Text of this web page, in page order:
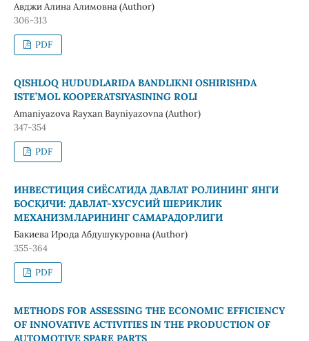
Авджи Алина Алимовна (Author)
306-313
PDF
QISHLOQ HUDUDLARIDA BANDLIKNI OSHIRISHDA
ISTE’MOL KOOPERATSIYASINING ROLI
Amaniyazova Rayxan Bayniyazovna (Author)
347-354
PDF
ИНВЕСТИЦИЯ СИЁСАТИДА ДАВЛАТ РОЛИНИНГ ЯНГИ
БОСҚИЧИ: ДАВЛАТ-ХУСУСИЙ ШЕРИКЛИК
МЕХАНИЗМЛАРИНИНГ САМАРАДОРЛИГИ
Бакиева Ирода Абдушукуровна (Author)
355-364
PDF
METHODS FOR ASSESSING THE ECONOMIC EFFICIENCY
OF INNOVATIVE ACTIVITIES IN THE PRODUCTION OF
AUTOMOTIVE SPARE PARTS